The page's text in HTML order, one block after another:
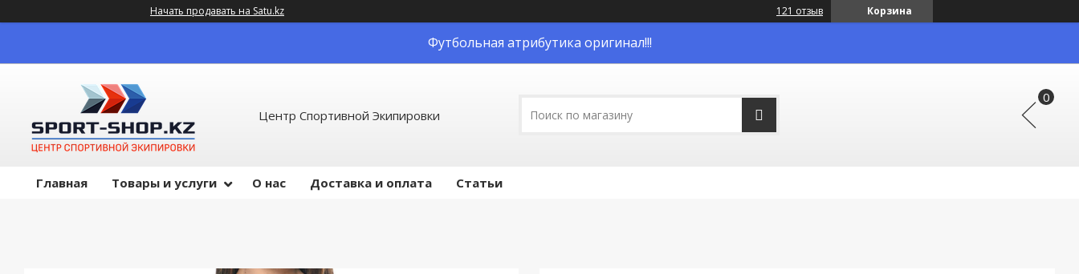
Начать продавать на Satu.kz Корзина
121 отзыв
Футбольная атрибутика оригинал!!!
Центр Спортивной Экипировки
Главная Товары и услуги О нас Доставка и оплата Статьи